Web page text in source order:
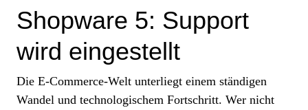
Shopware 5: Support
wird eingestellt
Die E-Commerce-Welt unterliegt einem ständigen
Wandel und technologischem Fortschritt. Wer nicht